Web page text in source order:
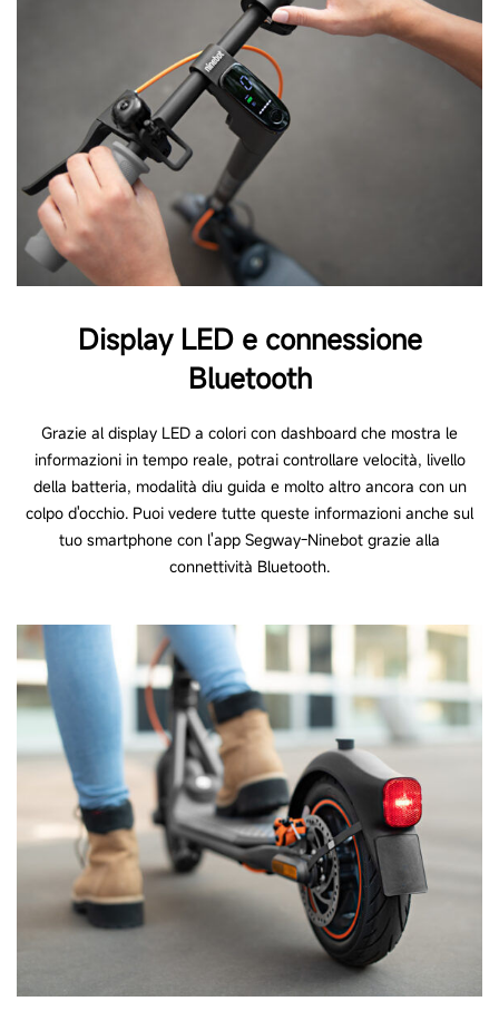
Display LED e connessione
Bluetooth
Grazie al display LED a colori con dashboard che mostra le
informazioni in tempo reale, potrai controllare velocità, livello
della batteria, modalità diu guida e molto altro ancora con un
colpo d'occhio. Puoi vedere tutte queste informazioni anche sul
tuo smartphone con l'app Segway-Ninebot grazie alla
connettività Bluetooth.
manutenzione, connessione bluetooth)
Modalità di guida
3 modalità di guida (Eco, Drive, Sport); 1 Modalità
a piedi
Regolazione automatica della velocità
No
Catarifrangenti Certificati
Sì (catarifrangenti E-MARK frontali, laterali e
Campanello
Campanello meccanico
Sì
Porta USB C
No